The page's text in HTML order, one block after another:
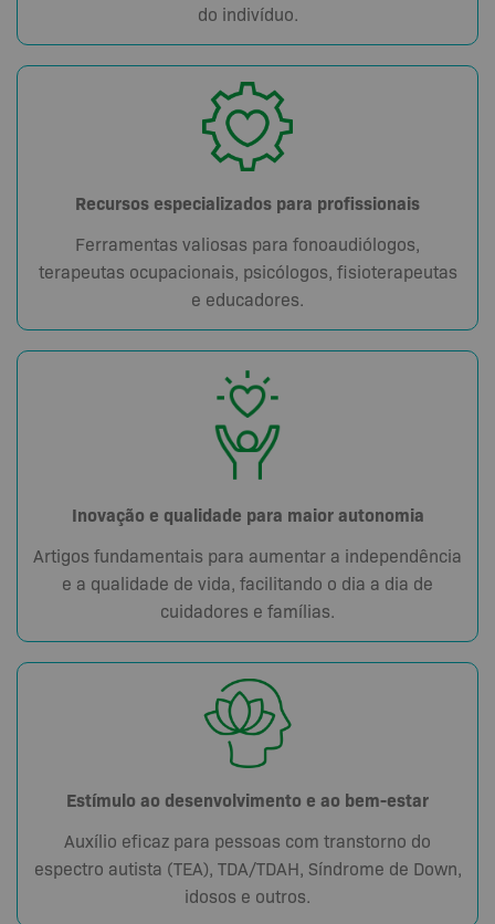
do indivíduo.
Recursos especializados para profissionais
Ferramentas valiosas para fonoaudiólogos,
terapeutas ocupacionais, psicólogos, fisioterapeutas
e educadores.
Inovação e qualidade para maior autonomia
Artigos fundamentais para aumentar a independência
e a qualidade de vida, facilitando o dia a dia de
cuidadores e famílias.
Estímulo ao desenvolvimento e ao bem-estar
Auxílio eficaz para pessoas com transtorno do
espectro autista (TEA), TDA/TDAH, Síndrome de Down,
idosos e outros.